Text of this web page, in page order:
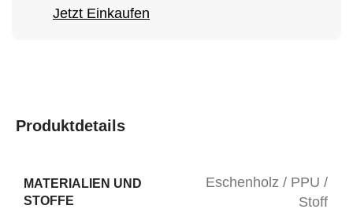
Jetzt Einkaufen
Produktdetails
MATERIALIEN UND
STOFFE
Eschenholz / PPU /
Stoff